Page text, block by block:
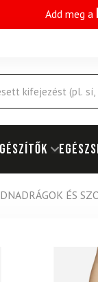
Add meg a
ÉS